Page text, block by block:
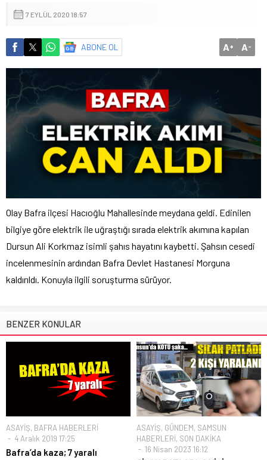
7 EYLÜL 2020 18:57
ABONE OL A+ A-
Olay Bafra ilçesi Hacıoğlu Mahallesinde meydana geldi. Edinilen
bilgiye göre elektrik ile uğraştığı sırada elektrik akımına kapılan
Dursun Ali Korkmaz isimli şahıs hayatını kaybetti. Şahsın cesedi
incelenmesinin ardından Bafra Devlet Hastanesi Morguna
kaldırıldı. Konuyla ilgili soruşturma sürüyor.
BENZER KONULAR
ASAYİŞ, BAFRA HABERLERİ
4 Aralık 2019 17:25
Bafra’da kaza; 7 yaralı
ASAYİŞ, GÜNDEM, SAMSUN
HABERLERİ, SON DAKİKA
16 Nisan 2023 16:12